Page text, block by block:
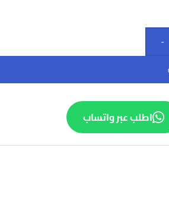
-
اطلب عبر واتساب